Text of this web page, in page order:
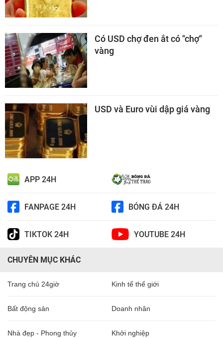
Có USD chợ đen ắt có "chợ"
vàng
USD và Euro vùi dập giá vàng
APP 24H
FANPAGE 24H BÓNG ĐÁ 24H
TIKTOK 24H YOUTUBE 24H
CHUYÊN MỤC KHÁC
Trang chủ 24giờ Kinh tế thế giới
Bất động sản Doanh nhân
Nhà đẹp - Phong thủy Khởi nghiệp